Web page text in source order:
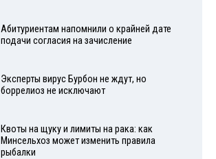
Абитуриентам напомнили о крайней дате
подачи согласия на зачисление
Эксперты вирус Бурбон не ждут, но
боррелиоз не исключают
Квоты на щуку и лимиты на рака: как
Минсельхоз может изменить правила
рыбалки